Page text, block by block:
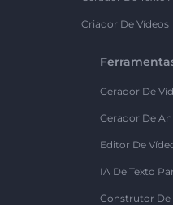
Criador De Vídeos
Gerador De
Gerador De
Editor De
IA De Texto
Construtor De